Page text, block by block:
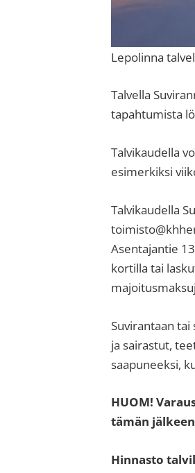
Lepolinna
Talvella
tapahtumista
Talvikaudella
esimerkiksi
Talvikaudella
Asentajantie
kortilla tai
Suvirantaan
ja sairastut,
saapuneeksi,
HUOM!
tämän
Hinnasto